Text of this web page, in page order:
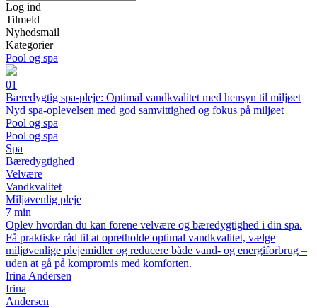
Log ind
Tilmeld
Nyhedsmail
Kategorier
Pool og spa
01
Bæredygtig spa-pleje: Optimal vandkvalitet med hensyn til miljøet
Nyd spa-oplevelsen med god samvittighed og fokus på miljøet
Pool og spa
Pool og spa
Spa
Bæredygtighed
Velvære
Vandkvalitet
Miljøvenlig pleje
7 min
Oplev hvordan du kan forene velvære og bæredygtighed i din spa.
Få praktiske råd til at opretholde optimal vandkvalitet, vælge
miljøvenlige plejemidler og reducere både vand- og energiforbrug –
uden at gå på kompromis med komforten.
Irina Andersen
Irina
Andersen